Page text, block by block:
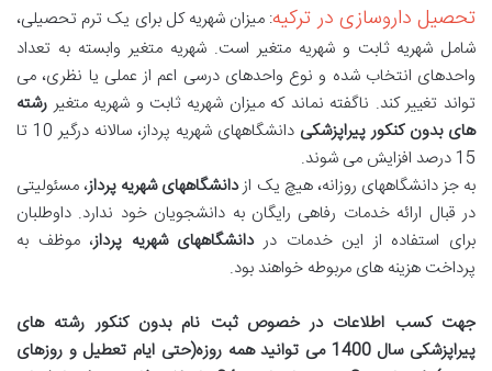
تحصیل داروسازی در ترکیه: میزان شهریه کل برای یک ترم تحصیلی،
شامل شهریه ثابت و شهریه متغیر است. شهریه متغیر وابسته به تعداد
واحدهای انتخاب شده و نوع واحدهای درسی اعم از عملی یا نظری، می
تواند تغییر کند. ناگفته نماند که میزان شهریه ثابت و شهریه متغیر رشته
های بدون کنکور پیراپزشکی
دانشگاههای شهریه پرداز، سالانه درگیر 10 تا
15 درصد افزایش می شوند.
به جز دانشگاههای روزانه، هیچ یک ازدانشگاههای شهریه پرداز، مسئولیتی
در قبال ارائه خدمات رفاهی رایگان به دانشجویان خود ندارد. داوطلبان
برای استفاده از این خدمات دردانشگاههای شهریه پرداز، موظف به
پرداخت هزینه های مربوطه خواهند بود.
جهت کسب اطلاعات در خصوص ثبت نام بدون کنکور رشته های
پیراپزشکی سال 1400 می توانید همه روزه(حتی ایام تعطیل و روزهای